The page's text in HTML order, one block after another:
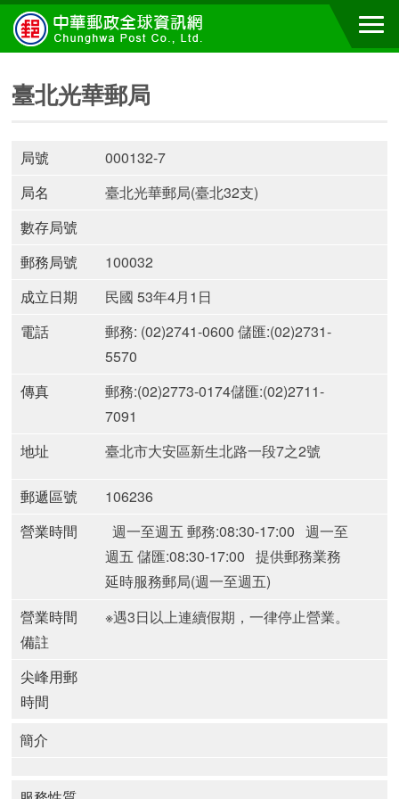
臺北光華郵局
局號
000132-7
局名
臺北光華郵局(臺北32支)
數存局號
郵務局號
100032
成立日期
民國 53年4月1日
電話
郵務: (02)2741-0600 儲匯:(02)2731-
5570
傳真
郵務:(02)2773-0174儲匯:(02)2711-
7091
地址
臺北市大安區新生北路一段7之2號
郵遞區號
106236
營業時間
週一至週五 郵務:08:30-17:00 週一至
週五 儲匯:08:30-17:00 提供郵務業務
延時服務郵局(週一至週五)
營業時間
備註
※遇3日以上連續假期，一律停止營業。
尖峰用郵
時間
簡介